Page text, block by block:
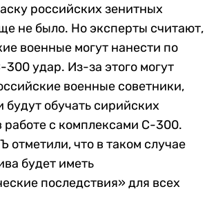
российских зенитных
не было. Но эксперты считают,
военные могут нанести по
удар. Из-за этого могут
военные советники,
будут обучать сирийских
работе с комплексами С-300.
отметили, что в таком случае
будет иметь
последствия» для всех